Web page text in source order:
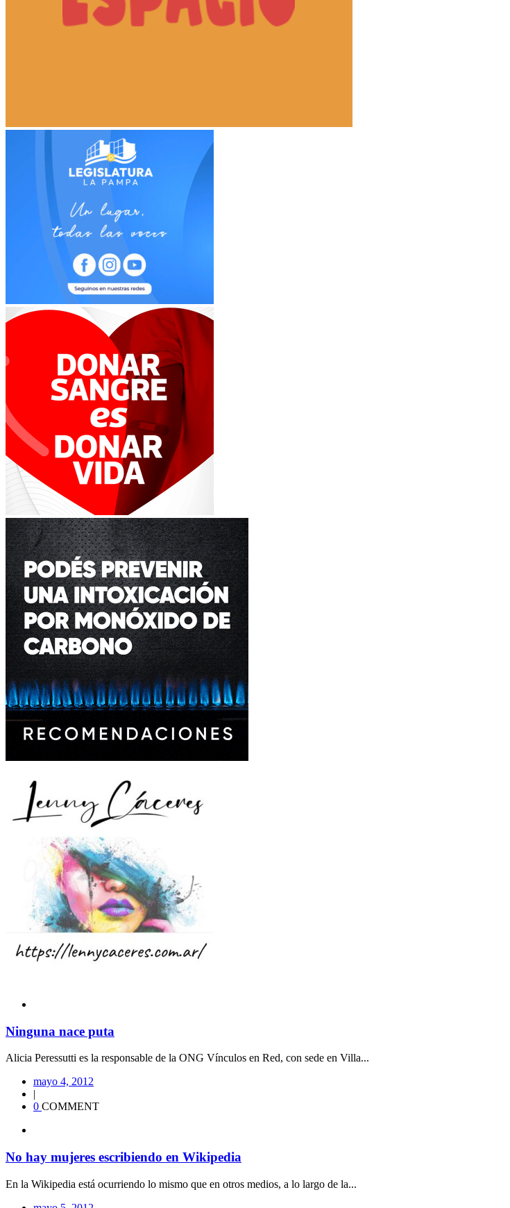
Ninguna nace puta
Alicia Peressutti es la responsable de la ONG Vínculos en Red, con sede en Villa...
mayo 4, 2012
|
0 COMMENT
No hay mujeres escribiendo en Wikipedia
En la Wikipedia está ocurriendo lo mismo que en otros medios, a lo largo de la...